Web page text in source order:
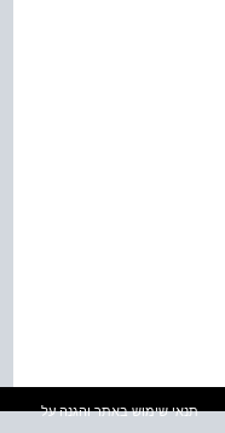
תנאי שימוש באתר והגנה על